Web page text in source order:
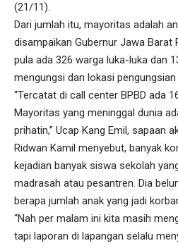
(21/11).
Dari jumlah itu, mayoritas adalah
disampaikan Gubernur Jawa Barat
pula ada 326 warga luka-luka dan
mengungsi dan lokasi
“Tercatat di call center BPBD ada
Mayoritas yang meninggal dunia
prihatin,” Ucap Kang Emil, sapaan
Ridwan Kamil menyebut, banyak
kejadian banyak siswa sekolah
madrasah atau pesantren. Dia
berapa jumlah anak yang jadi
“Nah per malam ini kita masih
tapi laporan di lapangan selalu